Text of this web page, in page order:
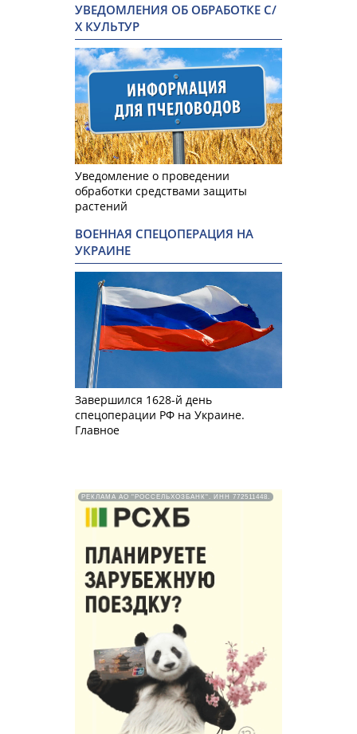
УВЕДОМЛЕНИЯ ОБ ОБРАБОТКЕ С/
Х КУЛЬТУР
Уведомление о проведении
обработки средствами защиты
растений
ВОЕННАЯ СПЕЦОПЕРАЦИЯ НА
УКРАИНЕ
Завершился 1628-й день
спецоперации РФ на Украине.
Главное
РЕКЛАМА АО "РОССЕЛЬХОЗБАНК". ИНН 772511448.